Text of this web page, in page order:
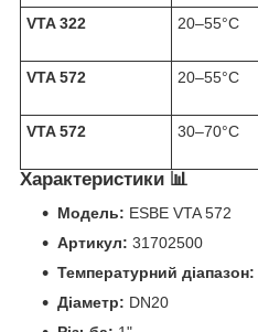
VTA 322
20–55°C
VTA 572
20–55°C
VTA 572
30–70°C
Характеристики 📊
Модель: ESBE VTA 572
Артикул: 31702500
Температурний діапазон:
Діаметр: DN20